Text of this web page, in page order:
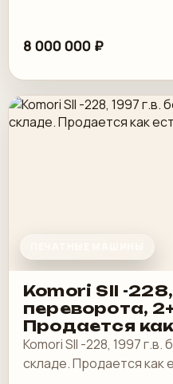
8 000 000 ₽
Komori SII -
переворота,
Продается
Komori SII -228, 1997
складе. Продается как